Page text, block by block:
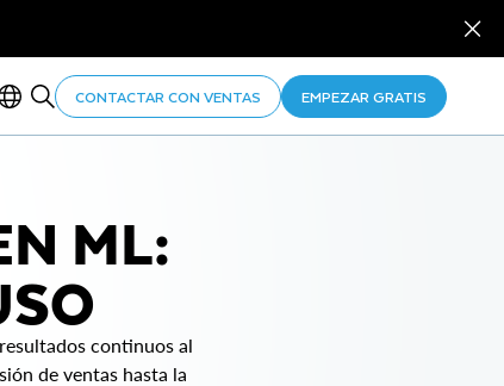
CONTACTAR CON VENTAS EMPEZAR GRATIS
ML:
continuos al
de ventas hasta la